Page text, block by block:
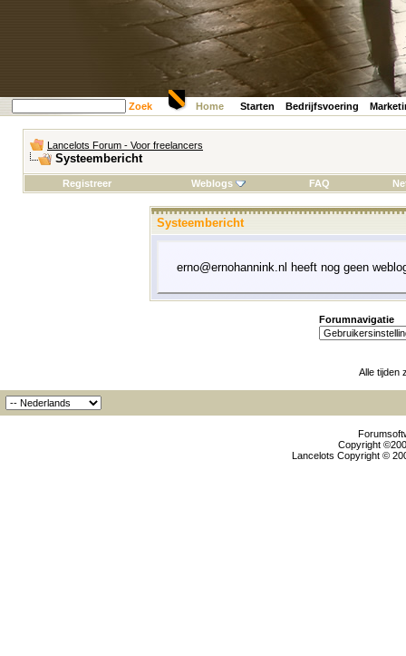
Zoek Home Starten Bedrijfsvoering
Lancelots Forum - Voor freelancers
Systeembericht
Registreer Weblogs FAQ
Systeembericht
erno@ernohannink.nl heeft nog geen
Forumnavigatie
Alle tijden
Copyright
Lancelots Copyright ©